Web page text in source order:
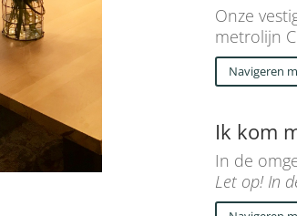
Onze
metrolijn
Navigeren
Ik kom
In de
Let op! In